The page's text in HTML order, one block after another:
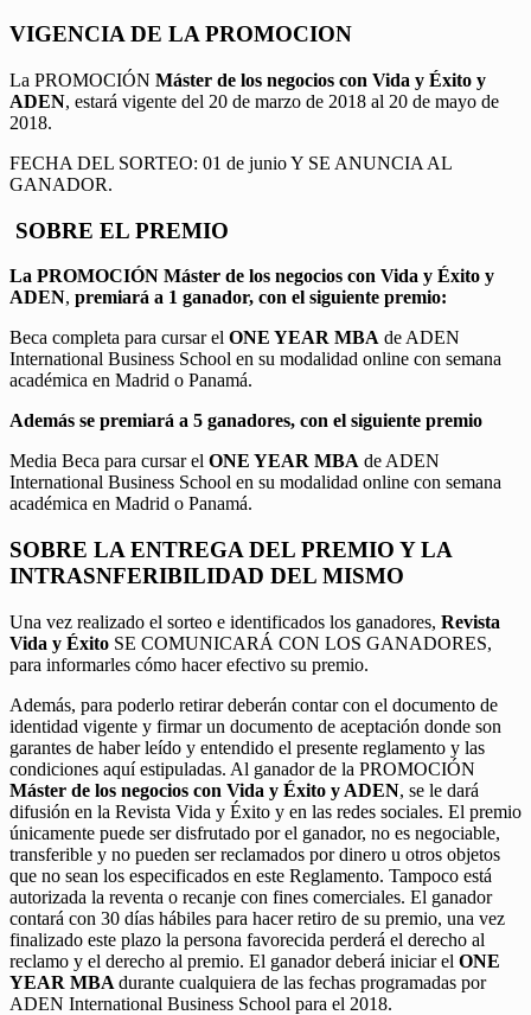
VIGENCIA DE LA PROMOCION
La PROMOCIÓN Máster de los negocios con Vida y Éxito y
ADEN, estará vigente del 20 de marzo de 2018 al 20 de mayo de
2018.
FECHA DEL SORTEO: 01 de junio Y SE ANUNCIA AL
GANADOR.
SOBRE EL PREMIO
La PROMOCIÓN Máster de los negocios con Vida y Éxito y
ADEN, premiará a 1 ganador, con el siguiente premio:
Beca completa para cursar el ONE YEAR MBA de ADEN
International Business School en su modalidad online con semana
académica en Madrid o Panamá.
Además se premiará a 5 ganadores, con el siguiente premio
Media Beca para cursar el ONE YEAR MBA de ADEN
International Business School en su modalidad online con semana
académica en Madrid o Panamá.
SOBRE LA ENTREGA DEL PREMIO Y LA
INTRASNFERIBILIDAD DEL MISMO
Una vez realizado el sorteo e identificados los ganadores, Revista
Vida y Éxito SE COMUNICARÁ CON LOS GANADORES,
para informarles cómo hacer efectivo su premio.
Además, para poderlo retirar deberán contar con el documento de
identidad vigente y firmar un documento de aceptación donde son
garantes de haber leído y entendido el presente reglamento y las
condiciones aquí estipuladas. Al ganador de la PROMOCIÓN
Máster de los negocios con Vida y Éxito y ADEN, se le dará
difusión en la Revista Vida y Éxito y en las redes sociales. El premio
únicamente puede ser disfrutado por el ganador, no es negociable,
transferible y no pueden ser reclamados por dinero u otros objetos
que no sean los especificados en este Reglamento. Tampoco está
autorizada la reventa o recanje con fines comerciales. El ganador
contará con 30 días hábiles para hacer retiro de su premio, una vez
finalizado este plazo la persona favorecida perderá el derecho al
reclamo y el derecho al premio. El ganador deberá iniciar el ONE
YEAR MBA durante cualquiera de las fechas programadas por
ADEN International Business School para el 2018.